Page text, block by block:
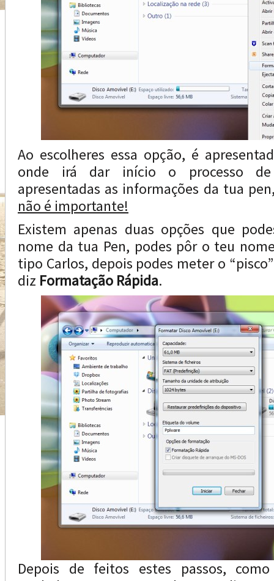
Ao escolheres essa opção, é
onde irá dar início o processo de
apresentadas as informações da tua
não é importante!
Existem apenas duas opções que
nome da tua Pen, podes pôr o teu
tipo Carlos, depois podes meter o
diz Formatação Rápida.
Depois de feitos estes passos,